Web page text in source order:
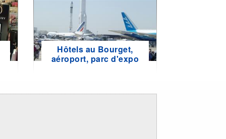
Hôtels au Bourget,
aéroport, parc d'expo